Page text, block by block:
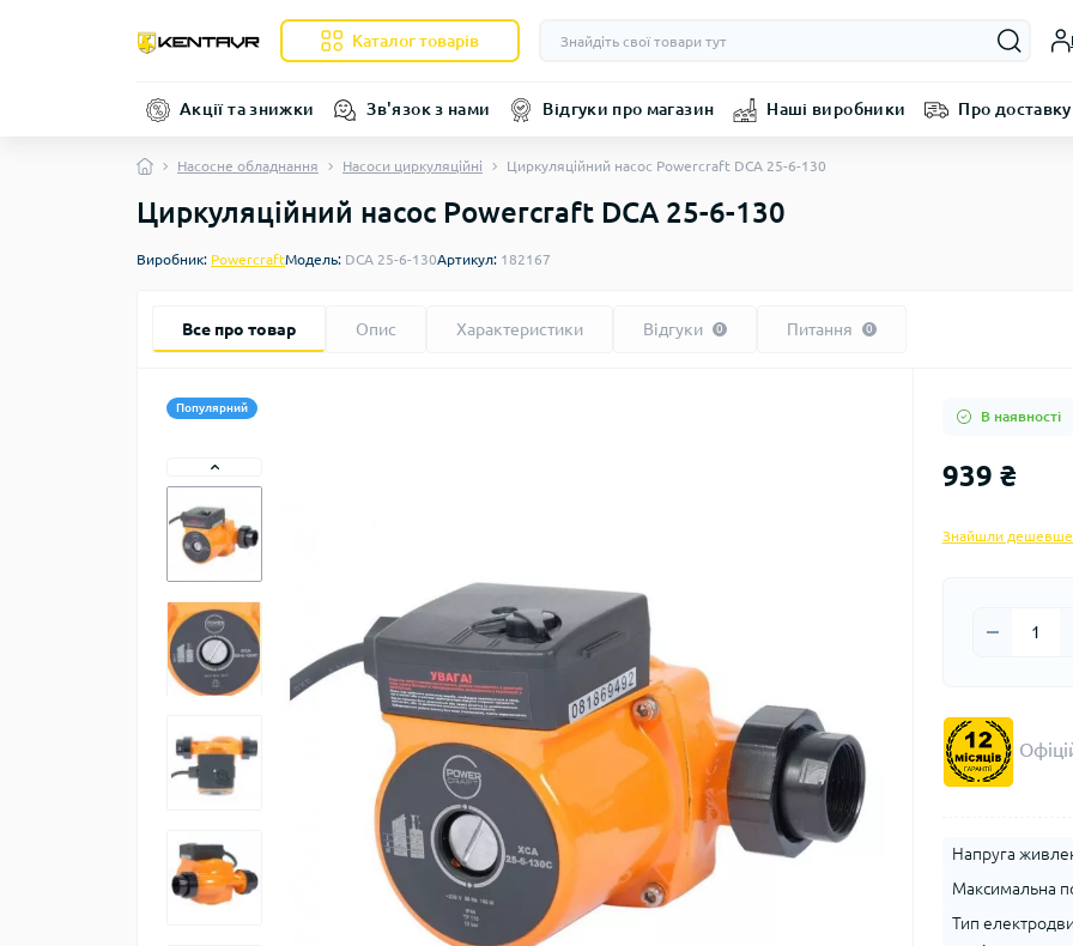
Каталог товарів
Акції та знижки Зв'язок з нами Відгуки про магазин Наші виробники Про доставку
Насосне обладнання Насоси циркуляційні Циркуляційний насос Powercraft DCA 25-6-130
Циркуляційний насос Powercraft DCA 25-6-130
Виробник: PowercraftМодель: DCA 25-6-130Артикул: 182167
Все про товар Опис Характеристики Відгуки 0 Питання 0
Популярний
В наявності
939 ₴
Знайшли
Напруга
Максимальна
Тип